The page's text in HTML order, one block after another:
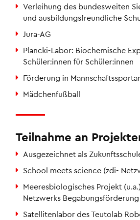
Verleihung des bundesweiten
und ausbildungsfreundliche
Jura-AG
Plancki-Labor: Biochemische
Schüler:innen für Schüler:innen
Förderung in
Mädchenfußball
Teilnahme an
Ausgezeichnet als
School meets science (zdi-
Meeresbiologisches Projekt
Netzwerks Begabungsförderung
Satellitenlabor des Teutolab